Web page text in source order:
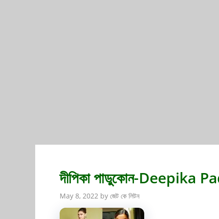
দীপিকা পাডুকোন-Deepika
May 8, 2022 by জেট কে লিটন